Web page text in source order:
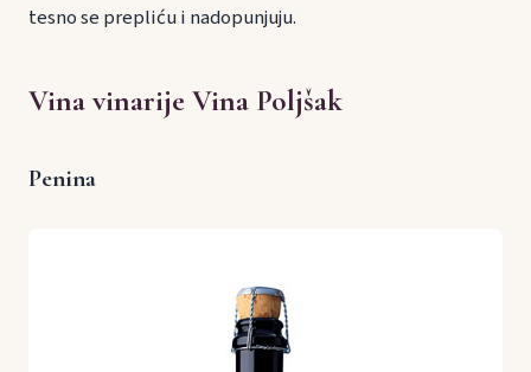
tesno se prepliću i nadopunjuju.
Vina vinarije Vina Poljšak
Penina